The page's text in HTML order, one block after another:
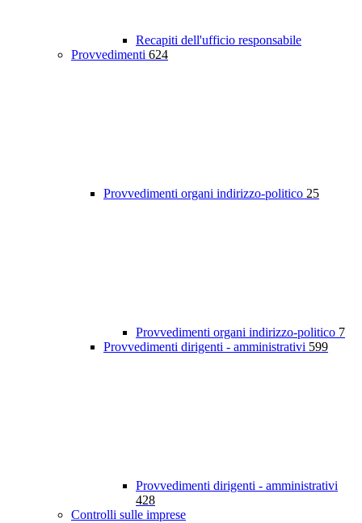
Recapiti dell'ufficio responsabile
Provvedimenti 624
Provvedimenti organi indirizzo-politico 25
Provvedimenti organi indirizzo-politico 7
Provvedimenti dirigenti - amministrativi 599
Provvedimenti dirigenti - amministrativi
428
Controlli sulle imprese